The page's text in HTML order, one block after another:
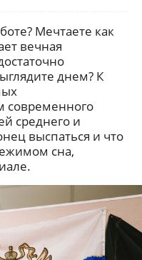
Мечтаете как
вечная
днем? К
современного
среднего и
выспаться и что
сна,